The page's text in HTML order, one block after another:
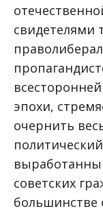
свидетелями
эпохи,
очернить
советских
большинстве